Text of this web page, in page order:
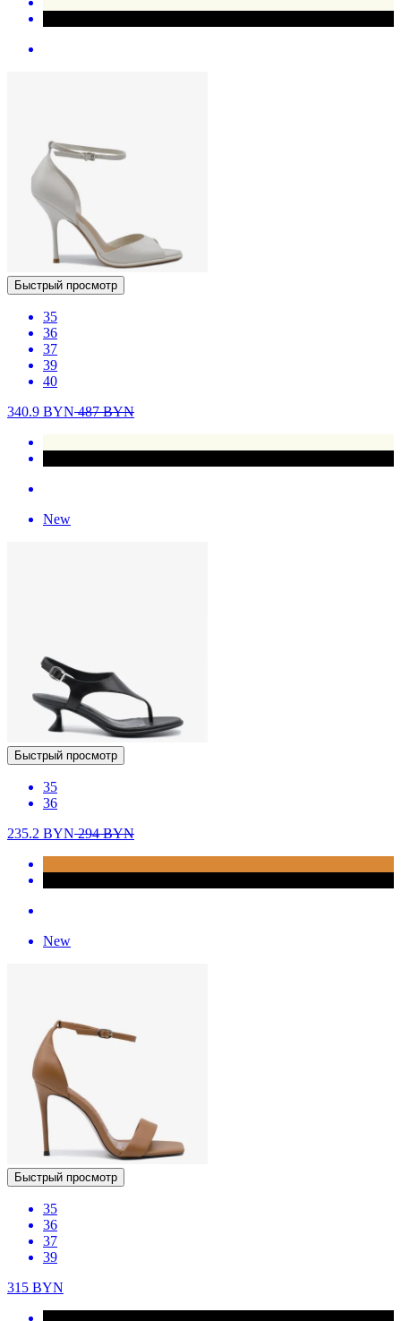
Быстрый просмотр
35
36
37
39
40
340.9 BYN487BYN
New
Быстрый просмотр
35
36
235.2 BYN294BYN
New
Быстрый просмотр
35
36
37
39
315 BYN